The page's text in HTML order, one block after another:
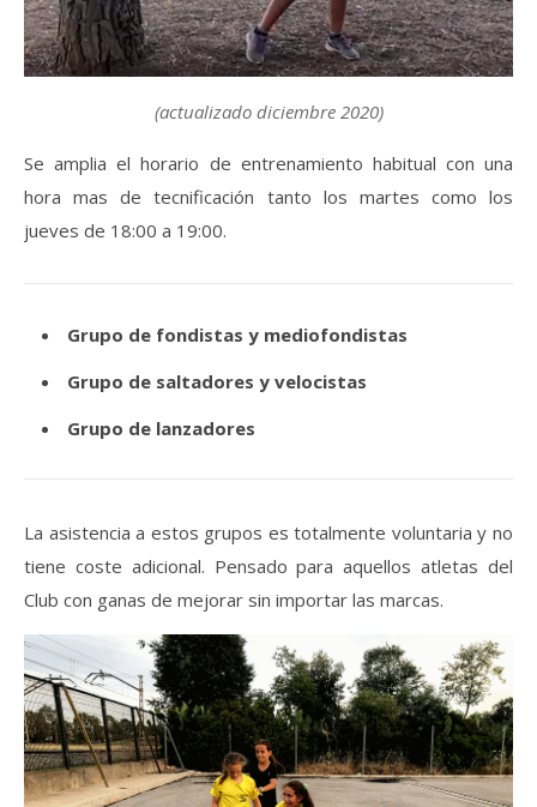
(actualizado diciembre 2020)
Se amplia el horario de entrenamiento habitual con una
hora mas de tecnificación tanto los martes como los
jueves de 18:00 a 19:00.
Grupo de fondistas y mediofondistas
Grupo de saltadores y velocistas
Grupo de lanzadores
La asistencia a estos grupos es totalmente voluntaria y no
tiene coste adicional. Pensado para aquellos atletas del
Club con ganas de mejorar sin importar las marcas.